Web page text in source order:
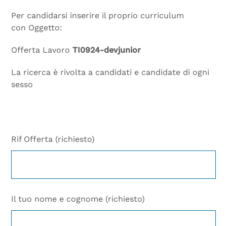
Per candidarsi inserire il proprio curriculum
con Oggetto:
Offerta Lavoro TI0924-devjunior
La ricerca è rivolta a candidati e candidate di ogni
sesso
Rif Offerta (richiesto)
Il tuo nome e cognome (richiesto)